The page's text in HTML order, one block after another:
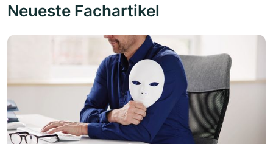
Neueste Fachartikel